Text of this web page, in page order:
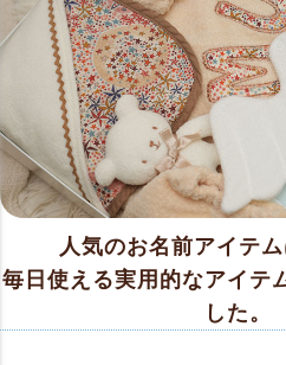
人気のお名前アイテム
毎日使える実用的なアイテ
した。